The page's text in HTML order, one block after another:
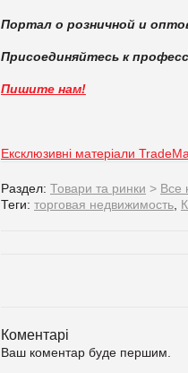
Портал о розничной и
Присоединяйтесь к
Пишите нам!
Ексклюзивні матеріали
Раздел: Товари та ринки > Все
Теги: торговая недвижимость
Коментарі
Ваш коментар буде першим.